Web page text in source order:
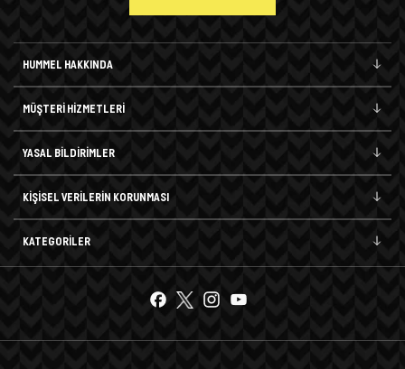
HUMMEL HAKKINDA
MÜŞTERİ HİZMETLERİ
YASAL BİLDİRİMLER
KİŞİSEL VERİLERİN KORUNMASI
KATEGORİLER